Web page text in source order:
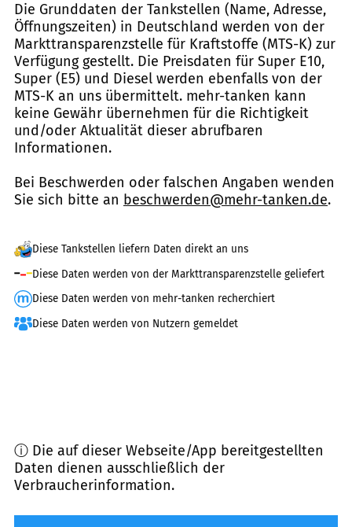
Die Grunddaten der Tankstellen (Name, Adresse,
Öffnungszeiten) in Deutschland werden von der
Markttransparenzstelle für Kraftstoffe (MTS-K) zur
Verfügung gestellt. Die Preisdaten für Super E10,
Super (E5) und Diesel werden ebenfalls von der
MTS-K an uns übermittelt. mehr-tanken kann
keine Gewähr übernehmen für die Richtigkeit
und/oder Aktualität dieser abrufbaren
Informationen.
Bei Beschwerden oder falschen Angaben wenden
Sie sich bitte an beschwerden@mehr-tanken.de.
Diese Tankstellen liefern Daten direkt an uns
Diese Daten werden von der Markttransparenzstelle geliefert
Diese Daten werden von mehr-tanken recherchiert
Diese Daten werden von Nutzern gemeldet
ⓘ Die auf dieser Webseite/App bereitgestellten
Daten dienen ausschließlich der
Verbraucherinformation.